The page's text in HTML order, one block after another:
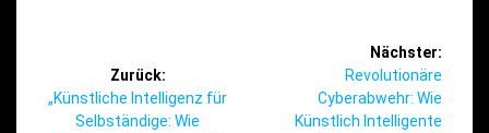
Zurück:
Vorheriger
Beitrag:
„Künstliche Intelligenz für
Selbständige: Wie
Nächster:
Nächster
Beitrag:
Revolutionäre
Cyberabwehr: Wie
Künstlich Intelligente